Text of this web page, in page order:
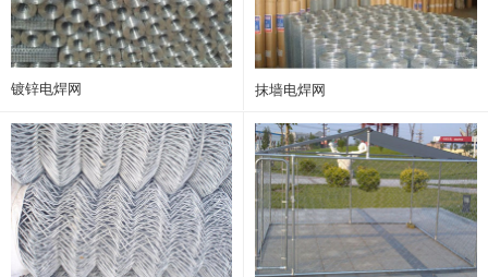
镀锌电焊网 抹墙电焊网